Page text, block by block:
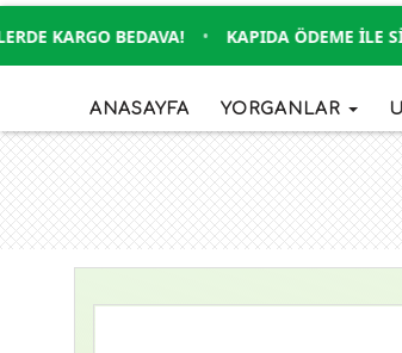
KARGO BEDAVA! • KAPIDA ÖDEME İLE
ANASAYFA YORGANLAR